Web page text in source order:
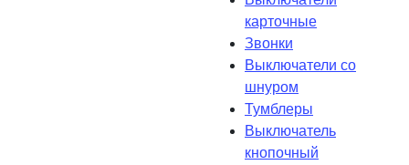
карточные
Звонки
Выключатели со
шнуром
Тумблеры
Выключатель
кнопочный